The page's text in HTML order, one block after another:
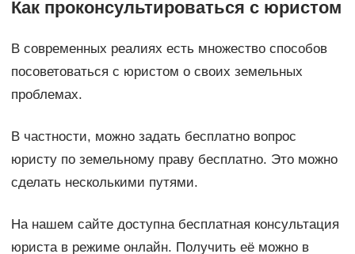
Как проконсультироваться с юристом
В современных реалиях есть множество способов
посоветоваться с юристом о своих земельных
проблемах.
В частности, можно задать бесплатно вопрос
юристу по земельному праву бесплатно. Это можно
сделать несколькими путями.
На нашем сайте доступна бесплатная консультация
юриста в режиме онлайн. Получить её можно в